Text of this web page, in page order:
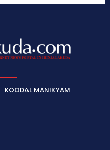
KOODAL MANIKYAM